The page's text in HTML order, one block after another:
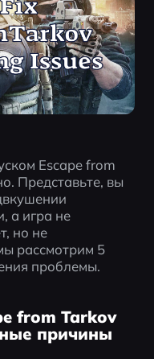
Escape from
Представьте, вы
а игра не
но не
рассмотрим 5
проблемы.
from Tarkov
причины